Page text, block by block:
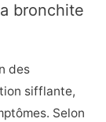
bronchite
des
sifflante,
Selon